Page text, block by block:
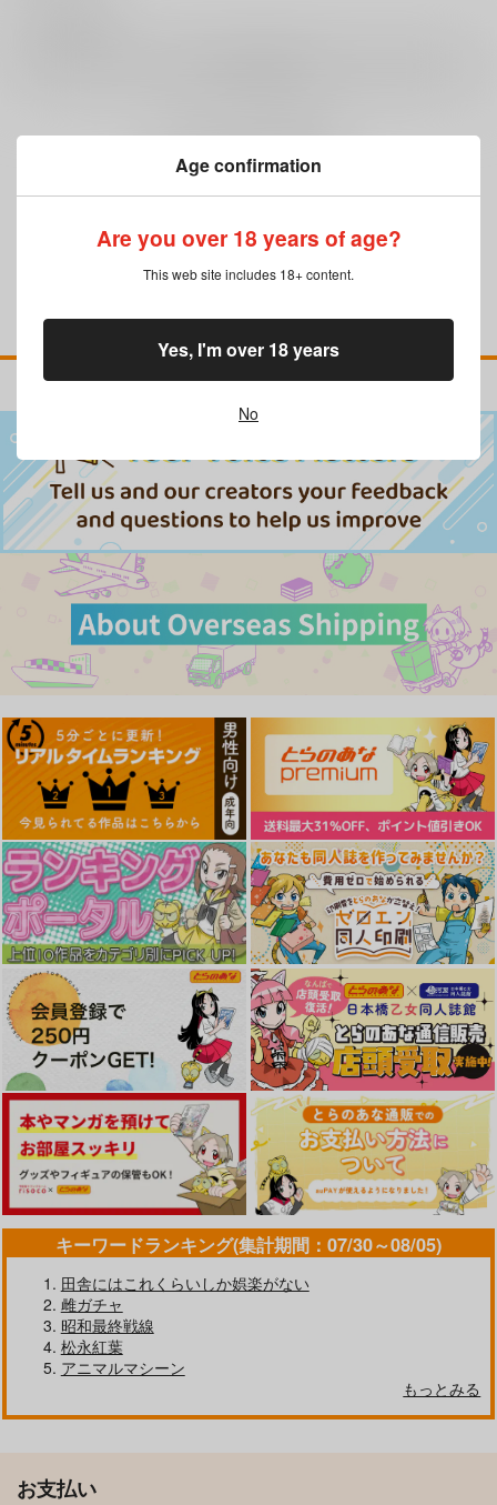
キーワードランキング(集計期間：07/30～08/05)
田舎にはこれくらいしか娯楽がない
雌ガチャ
昭和最終戦線
松永紅葉
アニマルマシーン
もっとみる
お支払い
Age confirmation
Are you over 18 years of age?
This web site includes 18+ content.
No
Yes, I'm over 18 years